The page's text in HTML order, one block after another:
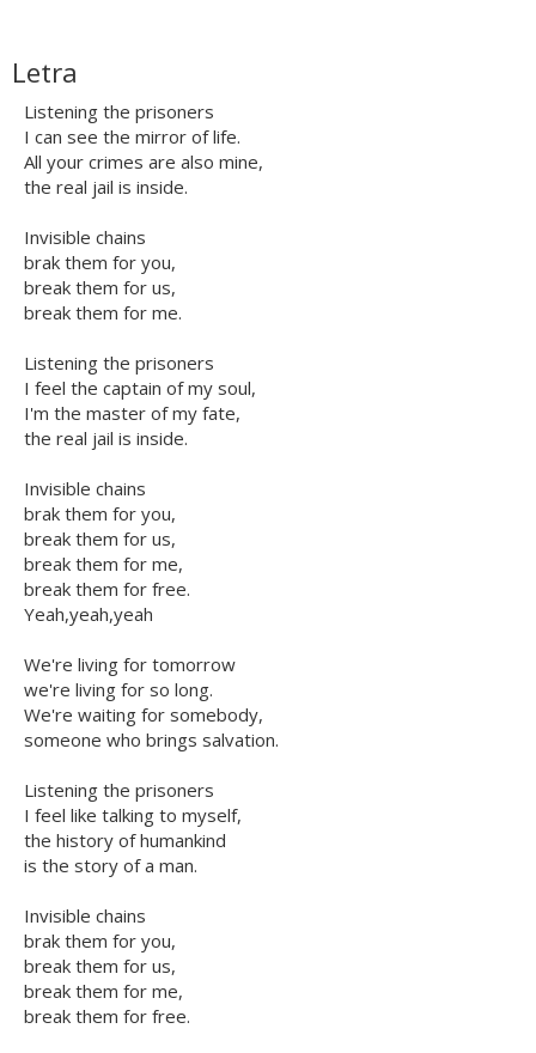
Letra
Listening the prisoners
I can see the mirror of life.
All your crimes are also mine,
the real jail is inside.
Invisible chains
brak them for you,
break them for us,
break them for me.
Listening the prisoners
I feel the captain of my soul,
I'm the master of my fate,
the real jail is inside.
Invisible chains
brak them for you,
break them for us,
break them for me,
break them for free.
Yeah,yeah,yeah
We're living for tomorrow
we're living for so long.
We're waiting for somebody,
someone who brings salvation.
Listening the prisoners
I feel like talking to myself,
the history of humankind
is the story of a man.
Invisible chains
brak them for you,
break them for us,
break them for me,
break them for free.